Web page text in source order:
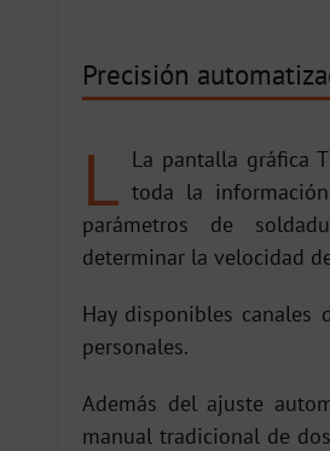
Precisión
L
L
a pantalla gráfica
toda la
parámetros de
determinar la velocidad
Hay disponibles canales
personales.
Además del ajuste
manual tradicional de